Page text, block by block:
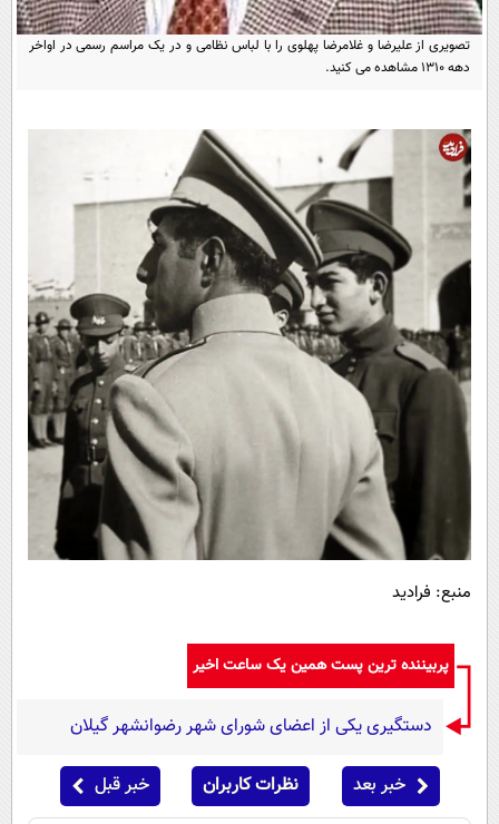
سرگرمی
فناوری
محیط زیست
سلامت
فرهنگی
بین الملل
اجتماعی
سیاست خارجی
پیامک
روانشناسی
تصویری از علیرضا و غلامرضا پهلوی را با لباس نظامی و در یک مراسم رسمی در اواخر
دهه 1310 مشاهده می کنید.
منبع: فرادید
پربیننده ترین پست همین یک ساعت اخیر
دستگیری یکی از اعضای شورای شهر رضوانشهر گیلان
خبر بعد نظرات کاربران خبر قبل